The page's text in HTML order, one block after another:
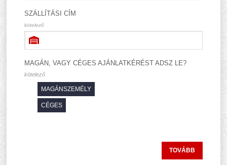
SZÁLLÍTÁSI CÍM
kötelező
MAGÁN, VAGY CÉGES AJÁNLATKÉRÉST ADSZ LE?
kötelező
MAGÁNSZEMÉLY
CÉGES
TOVÁBB